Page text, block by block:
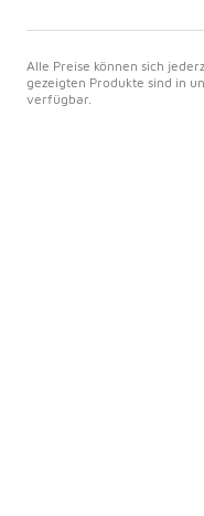
Alle Preise können sich
gezeigten Produkte sind in
verfügbar.